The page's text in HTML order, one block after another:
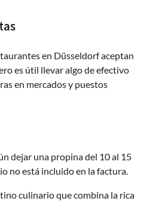
en Düsseldorf aceptan
es útil llevar algo de efectivo
en mercados y puestos
dejar una propina del 10 al 15
no está incluido en la factura.
culinario que combina la rica